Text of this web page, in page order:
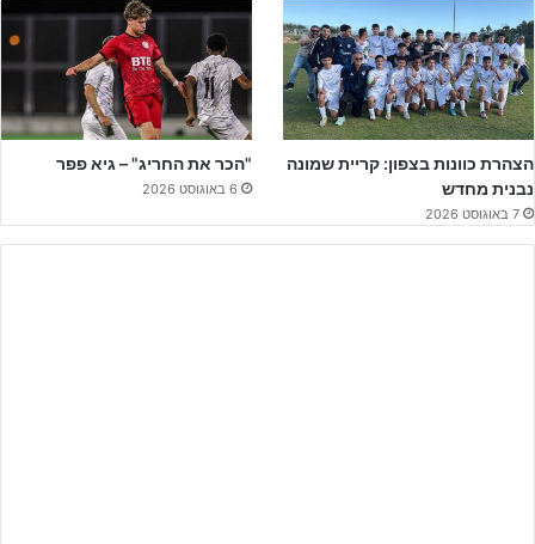
הצהרת כוונות בצפון: קריית שמונה
נבנית מחדש
7 באוגוסט 2026
"הכר את החריג" – גיא פפר
6 באוגוסט 2026